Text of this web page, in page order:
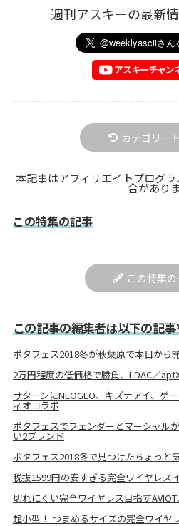
週刊アスキーの最新
カテゴリー
本記事はアフィリエイトプログ
合があり
この特集の記事
この特集
この記事の編集者は以下の記
ポタフェス2018冬が秋葉原で本日から
2万円程度の低価格で勝負、LDAC／
サターンにNEOGEO、キズナアイ、ゲ
ィオコラボ
ポタフェスでフェンダーとマーシャ
い2ブランド
ポタフェス2018冬で見つけたちょっと
税抜1599円の安すぎる完全ワイヤレス
切れにくい完全ワイヤレス目指す
超小型！ つまめるサイズの完全ワイヤ